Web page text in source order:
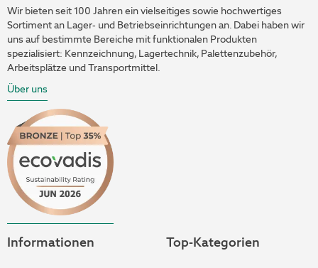
Informationen Top-Kategorien
Wir bieten seit 100 Jahren ein vielseitiges sowie hochwertiges
Sortiment an Lager- und Betriebseinrichtungen an. Dabei haben wir
uns auf bestimmte Bereiche mit funktionalen Produkten
spezialisiert: Kennzeichnung, Lagertechnik, Palettenzubehör,
Arbeitsplätze und Transportmittel.
Über uns